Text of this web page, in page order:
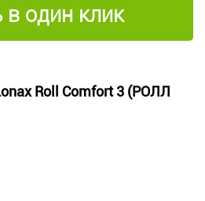
в один клик
Roll Comfort 3 (РОЛЛ